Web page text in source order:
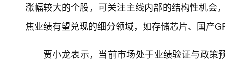
涨幅较大的个股，可关注主线内部的结构性机会
焦业绩有望兑现的细分领域，如存储芯片、国产
贾小龙表示，当前市场处于业绩验证与政